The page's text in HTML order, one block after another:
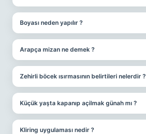
Boyası neden yapılır ?
Arapça mizan ne demek ?
Zehirli böcek ısırmasının belirtileri nelerdir ?
Küçük yaşta kapanıp açilmak günah mı ?
Kliring uygulaması nedir ?